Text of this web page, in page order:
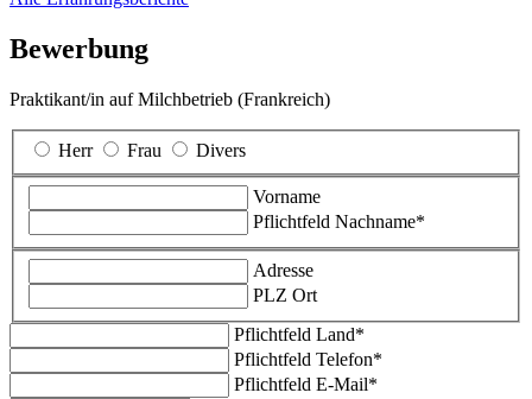
Bewerbung
Praktikant/in auf Milchbetrieb (Frankreich)
Herr Frau Divers
Vorname
Pflichtfeld Nachname*
Adresse
PLZ Ort
Pflichtfeld Land*
Pflichtfeld Telefon*
Pflichtfeld E-Mail*